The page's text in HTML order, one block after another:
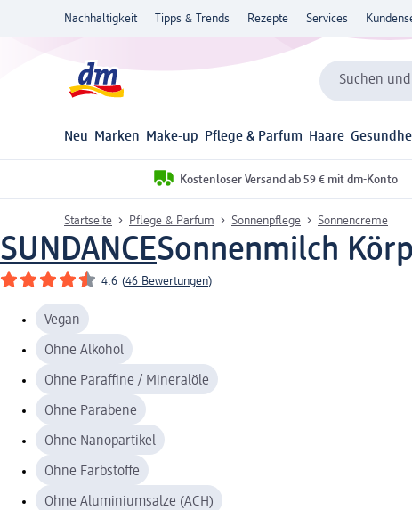
Nachhaltigkeit Tipps & Trends Rezepte Services
Suchen
Neu Marken Make-up Pflege & Parfum Haare
Kostenloser Versand ab 59 € mit dm-Konto
Startseite Pflege & Parfum Sonnenpflege Sonnencreme
SUNDANCESonnenmilch
4.6 (46 Bewertungen)
Vegan
Ohne Alkohol
Ohne Paraffine / Mineralöle
Ohne Parabene
Ohne Nanopartikel
Ohne Farbstoffe
Ohne Aluminiumsalze (ACH)